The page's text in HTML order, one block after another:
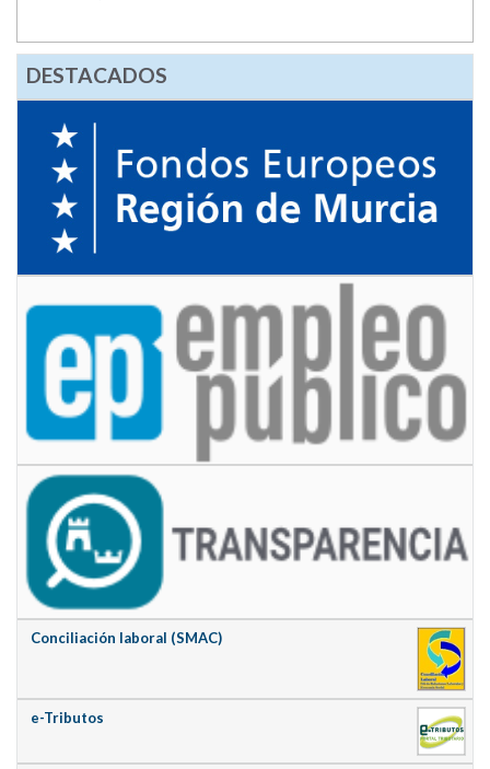
DESTACADOS
Conciliación laboral (SMAC)
e-Tributos